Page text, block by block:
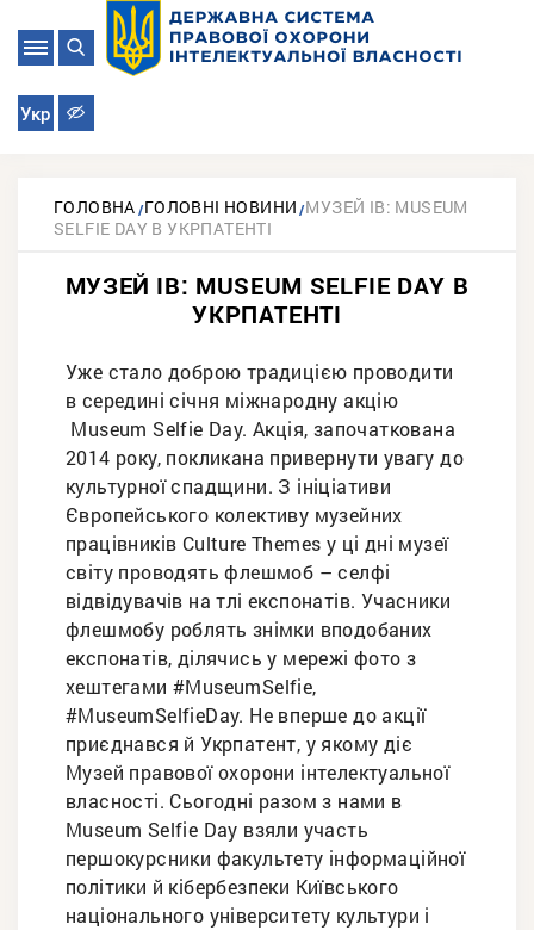
Укр
ГОЛОВНА ГОЛОВНІ НОВИНИ МУЗЕЙ ІВ: MUSEUM
SELFIE DAY В УКРПАТЕНТІ
МУЗЕЙ ІВ: MUSEUM SELFIE DAY В
УКРПАТЕНТІ
Уже стало доброю традицією проводити
в середині січня міжнародну акцію
Museum Selfie Day. Акція, започаткована
2014 року, покликана привернути увагу до
культурної спадщини. З ініціативи
Європейського колективу музейних
працівників Culture Themes у ці дні музеї
світу проводять флешмоб – селфі
відвідувачів на тлі експонатів. Учасники
флешмобу роблять знімки вподобаних
експонатів, ділячись у мережі фото з
хештегами #MuseumSelfie,
#MuseumSelfieDay. Не вперше до акції
приєднався й Укрпатент, у якому діє
Музей правової охорони інтелектуальної
власності. Сьогодні разом з нами в
Museum Selfie Day взяли участь
першокурсники факультету інформаційної
політики й кібербезпеки Київського
національного університету культури і